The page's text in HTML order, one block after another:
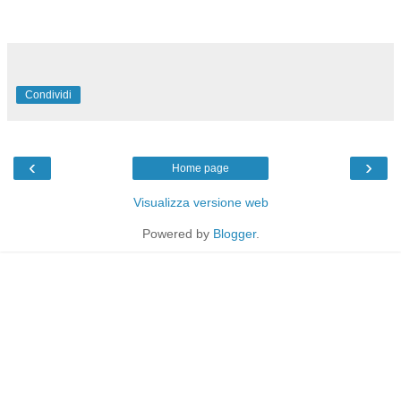
Condividi
‹ ›
Home page
Visualizza versione web
Powered by Blogger.